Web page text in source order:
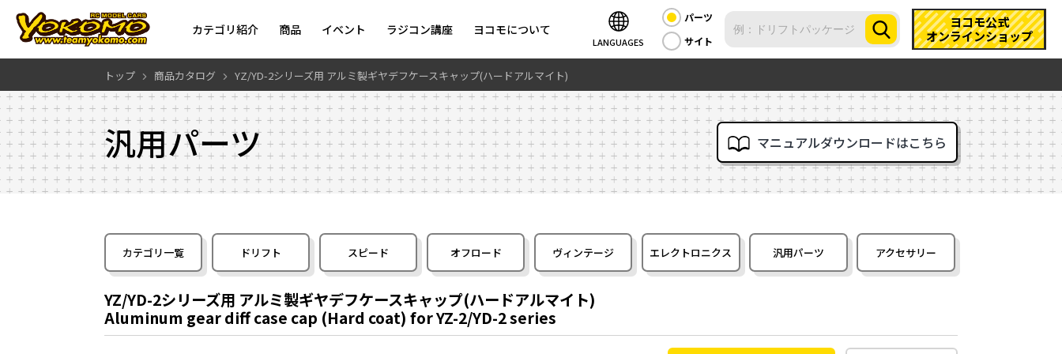
カテゴリ紹介 商品 イベント ラジコン講座 ヨコモについて
LANGUAGES
パーツ
サイト
ヨコモ公式
オンラインショップ
トップ 商品カタログ YZ/YD-2シリーズ用 アルミ製ギヤデフケースキャップ(ハードアルマイト)
汎用パーツ マニュアルダウンロードはこちら
カテゴリ一覧 ドリフト スピード オフロード ヴィンテージ エレクトロニクス 汎用パーツ アクセサリー
YZ/YD-2シリーズ用 アルミ製ギヤデフケースキャップ(ハードアルマイト)
Aluminum gear diff case cap (Hard coat) for YZ-2/YD-2 series